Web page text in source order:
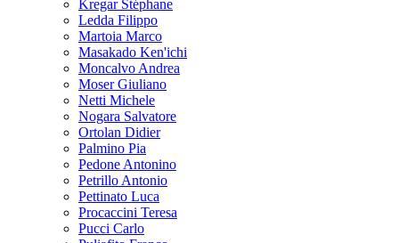
Kregar Stéphane
Ledda Filippo
Martoia Marco
Masakado Ken'ichi
Moncalvo Andrea
Moser Giuliano
Netti Michele
Nogara Salvatore
Ortolan Didier
Palmino Pia
Pedone Antonino
Petrillo Antonio
Pettinato Luca
Procaccini Teresa
Pucci Carlo